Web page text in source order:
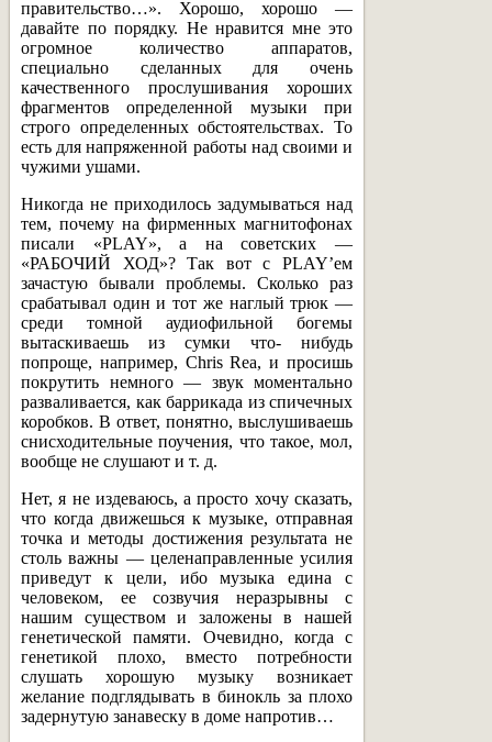
правительство…». Хорошо, хорошо —
давайте по порядку. Не нравится мне это
огромное количество аппаратов,
специально сделанных для очень
качественного прослушивания хороших
фрагментов определенной музыки при
строго определенных обстоятельствах. То
есть для напряженной работы над своими и
чужими ушами.
Никогда не приходилось задумываться над
тем, почему на фирменных магнитофонах
писали «PLAY», а на советских —
«РАБОЧИЙ ХОД»? Так вот с PLAY’ем
зачастую бывали проблемы. Сколько раз
срабатывал один и тот же наглый трюк —
среди томной аудиофильной богемы
вытаскиваешь из сумки что- нибудь
попроще, например, Chris Rea, и просишь
покрутить немного — звук моментально
разваливается, как баррикада из спичечных
коробков. В ответ, понятно, выслушиваешь
снисходительные поучения, что такое, мол,
вообще не слушают и т. д.
Нет, я не издеваюсь, а просто хочу сказать,
что когда движешься к музыке, отправная
точка и методы достижения результата не
столь важны — целенаправленные усилия
приведут к цели, ибо музыка едина с
человеком, ее созвучия неразрывны с
нашим существом и заложены в нашей
генетической памяти. Очевидно, когда с
генетикой плохо, вместо потребности
слушать хорошую музыку возникает
желание подглядывать в бинокль за плохо
задернутую занавеску в доме напротив…